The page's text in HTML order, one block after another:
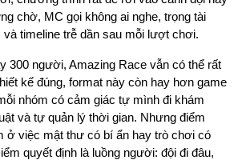
chờ, MC gọi không ai nghe, trọng tài
và timeline trễ dần sau mỗi lượt chơi.
300 người, Amazing Race vẫn có thể rất
kế đúng, format này còn hay hơn game
nhóm có cảm giác tự mình đi khám
và tự quản lý thời gian. Nhưng điểm
ở việc mật thư có bí ẩn hay trò chơi có
quyết định là luồng người: đội đi đâu,